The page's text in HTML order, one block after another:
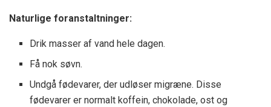
Naturlige foranstaltninger:
Drik masser af vand hele dagen.
Få nok søvn.
Undgå fødevarer, der udløser migræne. Disse
fødevarer er normalt koffein, chokolade, ost og